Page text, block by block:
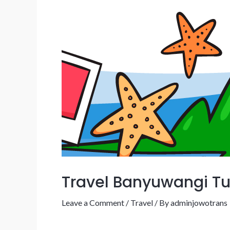
Travel Banyuwangi
Leave a Comment / Travel / Byadminjowotrans